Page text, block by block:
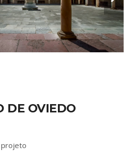
DE OVIEDO
projeto